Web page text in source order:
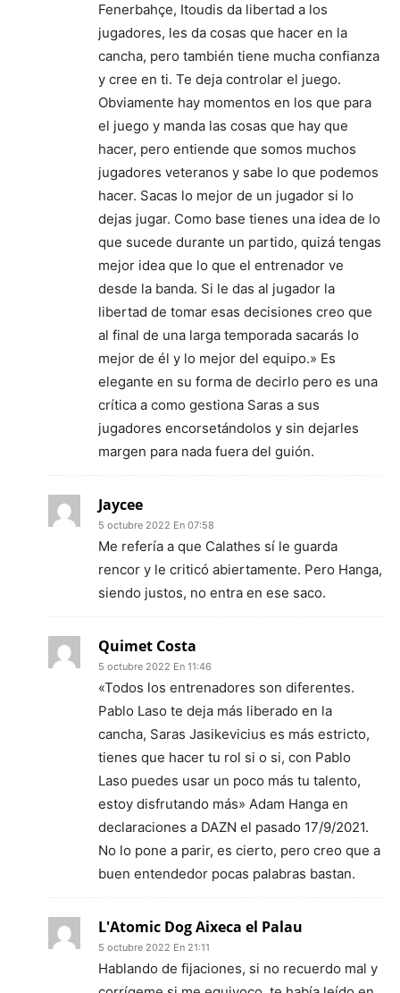
Fenerbahçe, Itoudis da libertad a los
jugadores, les da cosas que hacer en la
cancha, pero también tiene mucha confianza
y cree en ti. Te deja controlar el juego.
Obviamente hay momentos en los que para
el juego y manda las cosas que hay que
hacer, pero entiende que somos muchos
jugadores veteranos y sabe lo que podemos
hacer. Sacas lo mejor de un jugador si lo
dejas jugar. Como base tienes una idea de lo
que sucede durante un partido, quizá tengas
mejor idea que lo que el entrenador ve
desde la banda. Si le das al jugador la
libertad de tomar esas decisiones creo que
al final de una larga temporada sacarás lo
mejor de él y lo mejor del equipo.» Es
elegante en su forma de decirlo pero es una
crítica a como gestiona Saras a sus
jugadores encorsetándolos y sin dejarles
margen para nada fuera del guión.
Jaycee
5 octubre 2022 En 07:58
Me refería a que Calathes sí le guarda
rencor y le criticó abiertamente. Pero Hanga,
siendo justos, no entra en ese saco.
Quimet Costa
5 octubre 2022 En 11:46
«Todos los entrenadores son diferentes.
Pablo Laso te deja más liberado en la
cancha, Saras Jasikevicius es más estricto,
tienes que hacer tu rol si o si, con Pablo
Laso puedes usar un poco más tu talento,
estoy disfrutando más» Adam Hanga en
declaraciones a DAZN el pasado 17/9/2021.
No lo pone a parir, es cierto, pero creo que a
buen entendedor pocas palabras bastan.
L'Atomic Dog Aixeca el Palau
5 octubre 2022 En 21:11
Hablando de fijaciones, si no recuerdo mal y